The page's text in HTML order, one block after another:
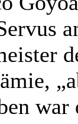
war